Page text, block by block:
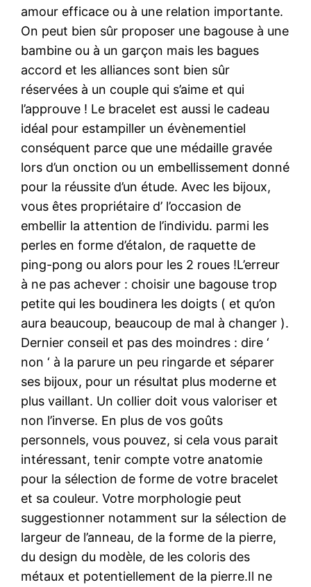
amour efficace ou à une relation importante.
On peut bien sûr proposer une bagouse à une
bambine ou à un garçon mais les bagues
accord et les alliances sont bien sûr
réservées à un couple qui s’aime et qui
l’approuve ! Le bracelet est aussi le cadeau
idéal pour estampiller un évènementiel
conséquent parce que une médaille gravée
lors d’un onction ou un embellissement donné
pour la réussite d’un étude. Avec les bijoux,
vous êtes propriétaire d’ l’occasion de
embellir la attention de l’individu. parmi les
perles en forme d’étalon, de raquette de
ping-pong ou alors pour les 2 roues !L’erreur
à ne pas achever : choisir une bagouse trop
petite qui les boudinera les doigts ( et qu’on
aura beaucoup, beaucoup de mal à changer ).
Dernier conseil et pas des moindres : dire ‘
non ‘ à la parure un peu ringarde et séparer
ses bijoux, pour un résultat plus moderne et
plus vaillant. Un collier doit vous valoriser et
non l’inverse. En plus de vos goûts
personnels, vous pouvez, si cela vous parait
intéressant, tenir compte votre anatomie
pour la sélection de forme de votre bracelet
et sa couleur. Votre morphologie peut
suggestionner notamment sur la sélection de
largeur de l’anneau, de la forme de la pierre,
du design du modèle, de les coloris des
métaux et potentiellement de la pierre.Il ne